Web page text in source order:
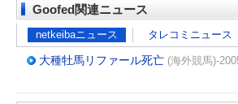
Goofed関連ニュース
netkeibaニュース タレコミニュース
大種牡馬リファール死亡 (海外競馬)-